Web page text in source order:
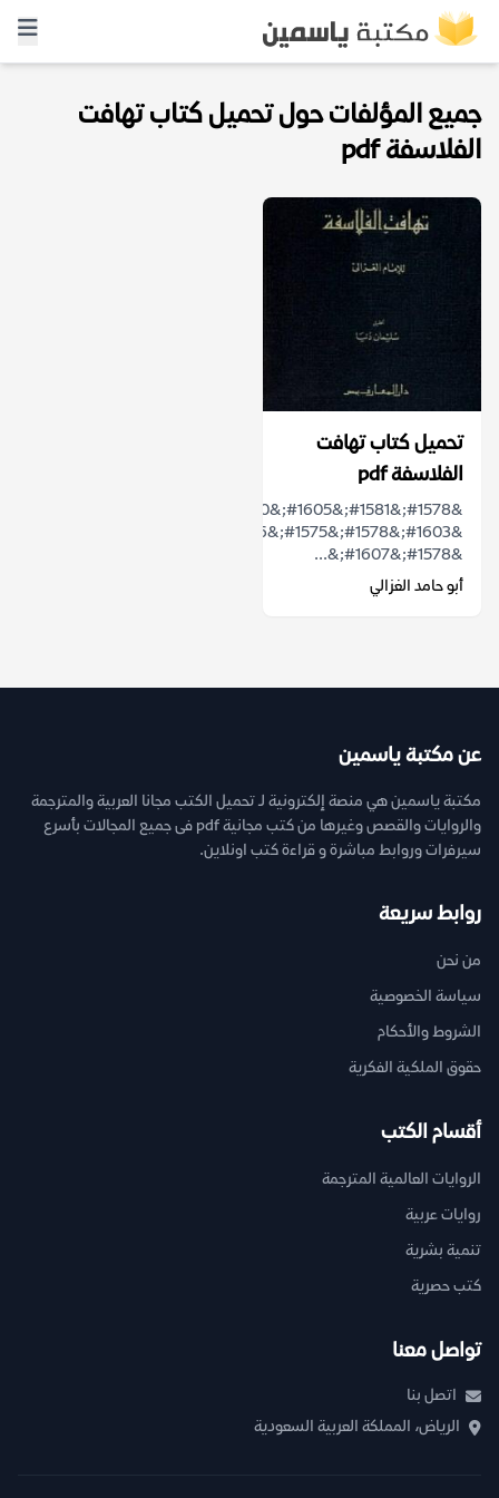
جميع المؤلفات حول تحميل كتاب تهافت
الفلاسفة pdf
تحميل كتاب تهافت
الفلاسفة pdf
&#1578;&#1607;&...
أبو حامد الغزالي
عن مكتبة ياسمين
مكتبة ياسمين هي منصة إلكترونية لـ تحميل الكتب مجانا العربية والمترجمة
والروايات والقصص وغيرها من كتب مجانية pdf فى جميع المجالات بأسرع
سيرفرات وروابط مباشرة و قراءة كتب اونلاين.
روابط سريعة
من نحن
سياسة الخصوصية
الشروط والأحكام
حقوق الملكية الفكرية
أقسام الكتب
الروايات العالمية المترجمة
روايات عربية
تنمية بشرية
كتب حصرية
تواصل معنا
اتصل بنا
الرياض، المملكة العربية السعودية